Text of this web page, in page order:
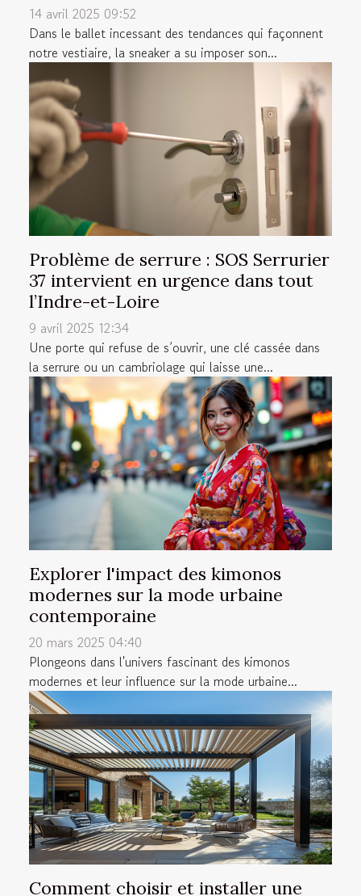
14 avril 2025 09:52
Dans le ballet incessant des tendances qui façonnent
notre vestiaire, la sneaker a su imposer son...
Problème de serrure : SOS Serrurier
37 intervient en urgence dans tout
l’Indre-et-Loire
9 avril 2025 12:34
Une porte qui refuse de s’ouvrir, une clé cassée dans
la serrure ou un cambriolage qui laisse une...
Explorer l'impact des kimonos
modernes sur la mode urbaine
contemporaine
20 mars 2025 04:40
Plongeons dans l'univers fascinant des kimonos
modernes et leur influence sur la mode urbaine...
Comment choisir et installer une